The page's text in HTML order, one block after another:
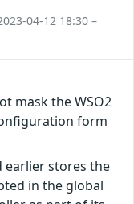
04-12 18:30 –
mask the WSO2
form
earlier stores the
in the global